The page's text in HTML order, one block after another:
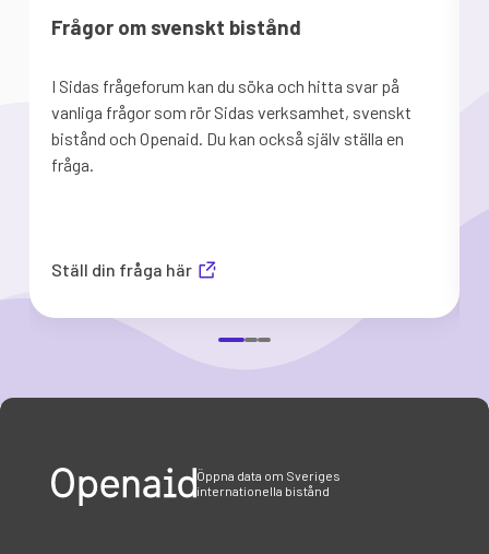
Frågor om svenskt bistånd
I Sidas frågeforum kan du söka och hitta svar på
vanliga frågor som rör Sidas verksamhet, svenskt
bistånd och Openaid. Du kan också själv ställa en
fråga.
Ställ din fråga här
Öppna data om Sveriges
internationella bistånd